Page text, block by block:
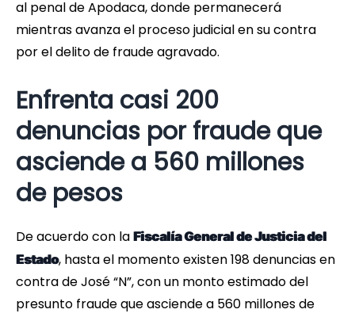
al penal de Apodaca, donde permanecerá
mientras avanza el proceso judicial en su contra
por el delito de fraude agravado.
Enfrenta casi 200
denuncias por fraude que
asciende a 560 millones
de pesos
De acuerdo con la Fiscalía General de Justicia del
Estado, hasta el momento existen 198 denuncias en
contra de José “N”, con un monto estimado del
presunto fraude que asciende a 560 millones de